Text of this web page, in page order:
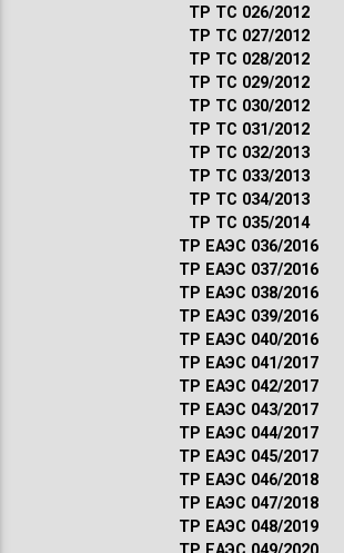
ТР ТС 026/2012
ТР ТС 027/2012
ТР ТС 028/2012
ТР ТС 029/2012
ТР ТС 030/2012
ТР ТС 031/2012
ТР ТС 032/2013
ТР ТС 033/2013
ТР ТС 034/2013
ТР ТС 035/2014
ТР ЕАЭС 036/2016
ТР ЕАЭС 037/2016
ТР ЕАЭС 038/2016
ТР ЕАЭС 039/2016
ТР ЕАЭС 040/2016
ТР ЕАЭС 041/2017
ТР ЕАЭС 042/2017
ТР ЕАЭС 043/2017
ТР ЕАЭС 044/2017
ТР ЕАЭС 045/2017
ТР ЕАЭС 046/2018
ТР ЕАЭС 047/2018
ТР ЕАЭС 048/2019